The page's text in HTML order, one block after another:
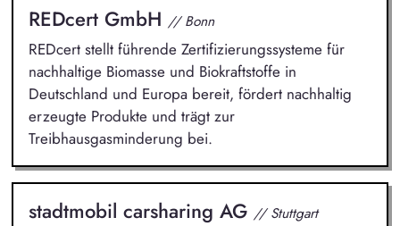
REDcert GmbH // Bonn
REDcert stellt führende Zertifizierungssysteme für
nachhaltige Biomasse und Biokraftstoffe in
Deutschland und Europa bereit, fördert nachhaltig
erzeugte Produkte und trägt zur
Treibhausgasminderung bei.
stadtmobil carsharing AG // Stuttgart